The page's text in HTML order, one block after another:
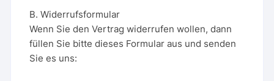
B. Widerrufsformular
Wenn Sie den Vertrag widerrufen wollen, dann
füllen Sie bitte dieses Formular aus und senden
Sie es uns: